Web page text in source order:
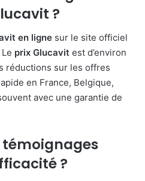
?
en ligne sur le site officiel
prix Glucavit est d’environ
réductions sur les offres
en France, Belgique,
avec une garantie de
témoignages
?